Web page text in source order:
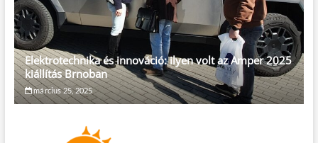
Elektrotechnika és innováció: ilyen volt az Amper 2025
kiállítás Brnoban
március 25, 2025